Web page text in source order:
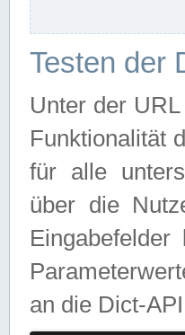
Testen der
Unter der URL
Funktionalität
für alle
über die
an die Dict-